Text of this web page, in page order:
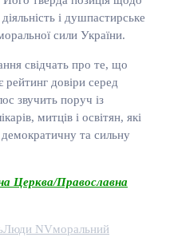
і душпастирське
сили України.
свідчать про те, що
довіри серед
звучить поруч із
митців і освітян, які
та сильну
Церква/Православна
Люди NVморальний